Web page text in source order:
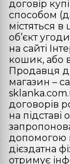
договір
способом
містяться в
об’єкт
на сайті
кошик, або
Продавця
магазин –
договорів
на
допомогою
дієздатна
отримує